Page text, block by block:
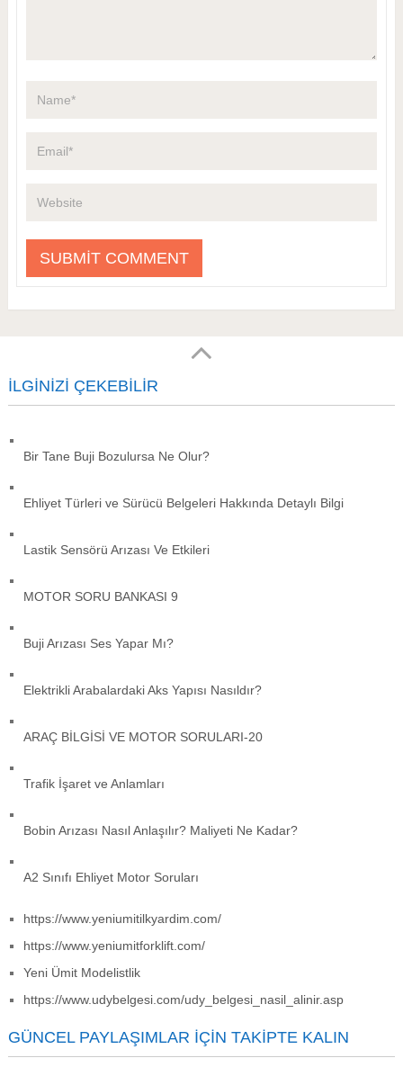
İLGINIZI ÇEKEBILIR
Bir Tane Buji Bozulursa Ne Olur?
Ehliyet Türleri ve Sürücü Belgeleri Hakkında Detaylı Bilgi
Lastik Sensörü Arızası Ve Etkileri
MOTOR SORU BANKASI 9
Buji Arızası Ses Yapar Mı?
Elektrikli Arabalardaki Aks Yapısı Nasıldır?
ARAÇ BİLGİSİ VE MOTOR SORULARI-20
Trafik İşaret ve Anlamları
Bobin Arızası Nasıl Anlaşılır? Maliyeti Ne Kadar?
A2 Sınıfı Ehliyet Motor Soruları
https://www.yeniumitilkyardim.com/
https://www.yeniumitforklift.com/
Yeni Ümit Modelistlik
https://www.udybelgesi.com/udy_belgesi_nasil_alinir.asp
GÜNCEL PAYLAŞIMLAR İÇIN TAKIPTE KALIN